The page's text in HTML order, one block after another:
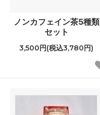
ノンカフェイン茶5種類
セット
3,500円(税込3,780円)